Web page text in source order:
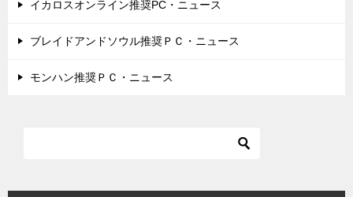
イカロスオンライン推奨PC・ニュース
ブレイドアンドソウル推奨ＰＣ・ニュース
モンハン推奨ＰＣ・ニュース